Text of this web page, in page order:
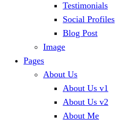
Testimonials
Social Profiles
Blog Post
Image
Pages
About Us
About Us v1
About Us v2
About Me